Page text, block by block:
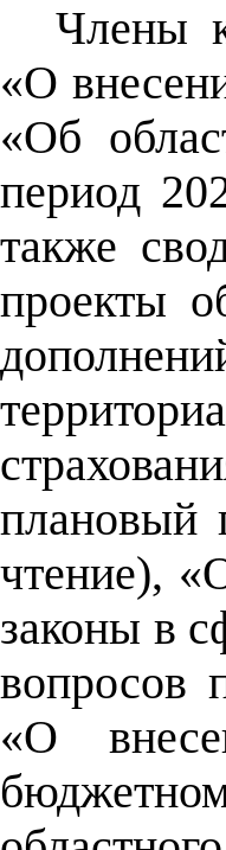
Члены
«О
«Об
период
также
проекты
плановый
чтение),
законы в
вопросов
«О